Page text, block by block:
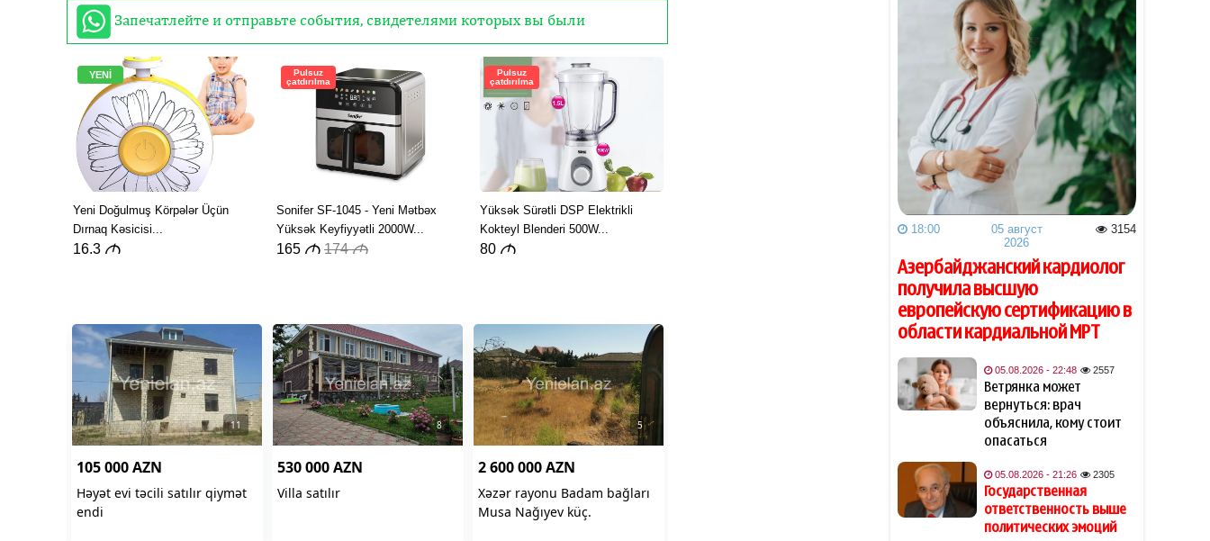
Запечатлейте и отправьте события, свидетелями которых вы были
США 60 процентов мировых
запасов нефти и газа
Politico: Сотрудничество США
и Украины в сфере разведки
улучшилось
09:10
Захарова обвинила Макрона
в подстрекательстве
Украины к терактам против
россиян
Трамп: Я предпочел бы
09:00
Пезешкиан: Они
планировали захватить
Иран за 48 часов, как и
09:00
Останки пропавшей в Греции
туристки нашли в чемодане
Джейхуна Байрамова в
Украину
05 август 2026
18:00
05 август
2026
3154
Азербайджанский кардиолог
получила высшую
европейскую сертификацию в
области кардиальной МРТ
05.08.2026 - 22:48 2557
Ветрянка может
вернуться: врач
объяснила, кому стоит
опасаться
05.08.2026 - 21:26 2305
Государственная
ответственность выше
политических эмоций